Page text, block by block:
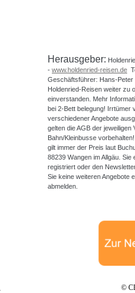
Herausgeber:
- www.holdenried-reisen.de
Geschäftsführer: Hans-
Holdenried-Reisen weiter zu
einverstanden. Mehr
bei 2-Bett belegung! Irrtümer
verschiedener Angebote
gelten die AGB der
Bahn/Kleinbusse
gilt immer der Preis laut
88239 Wangen im Allgäu.
registriert oder den
Sie keine weiteren Angebote
abmelden.
©